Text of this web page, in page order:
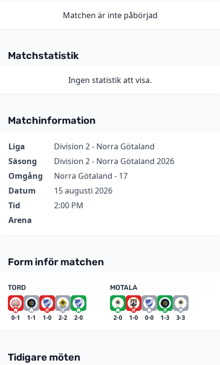
Matchen är inte påbörjad
Matchstatistik
Ingen statistik att visa.
Matchinformation
InformationVärde
Liga
Division 2 - Norra Götaland
Säsong
Division 2 - Norra Götaland 2026
Omgång
Norra Götaland - 17
Datum
15 augusti 2026
Tid
2:00 PM
Arena
Form inför matchen
TORD
0-1 1-1 1-0 2-2 2-0
MOTALA
2-0 1-0 0-0 1-3 3-3
Tidigare möten